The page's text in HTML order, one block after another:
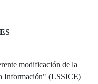
modificación de la
Información" (LSSICE)